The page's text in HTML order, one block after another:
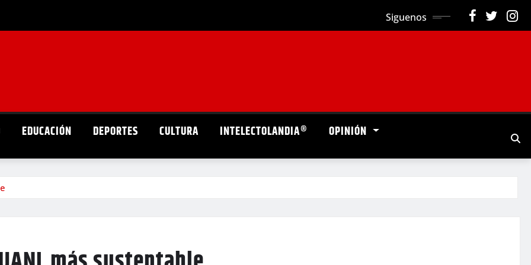
Siguenos
EDUCACIÓN DEPORTES CULTURA INTELECTOLANDIA® OPINIÓN